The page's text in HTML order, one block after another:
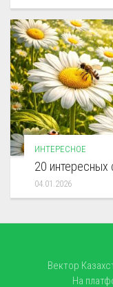
ИНТЕРЕСНОЕ
20
04.01.2026
Вектор
На